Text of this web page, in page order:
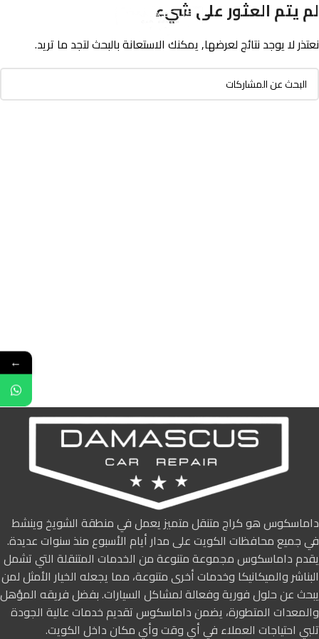
لم يتم العثور على شيء
نعتذر لا يوجد نتائج لعرضها, يمكنك الاستعانة بالبحث لتجد ما تريد.
داماسكوس هو كراج متنقل متميز يعمل في منطقة الشويخ وينشط
في جميع محافظات الكويت على مدار أيام الأسبوع منذ سنوات عديدة.
يقدم داماسكوس مجموعة متنوعة من الخدمات المتنقلة التي تشمل
البناشر والميكانيكا وخدمات أخرى متنوعة، مما يجعله الخيار الأمثل لمن
يبحث عن حلول فورية وفعالة لمشاكل السيارات. بفضل فريقه المؤهل
والمعدات المتطورة، يضمن داماسكوس تقديم خدمات عالية الجودة
تلبي احتياجات العملاء في أي وقت وأي مكان داخل الكويت.
←